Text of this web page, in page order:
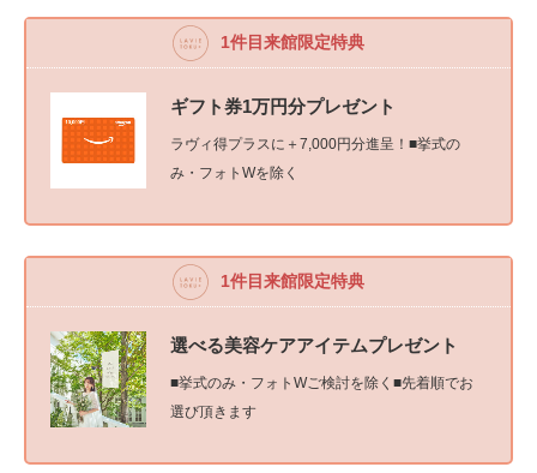
1件目来館限定特典
ギフト券1万円分プレゼント
ラヴィ得プラスに＋7,000円分進呈！■挙式の
み・フォトWを除く
1件目来館限定特典
選べる美容ケアアイテムプレゼント
■挙式のみ・フォトWご検討を除く■先着順でお
選び頂きます